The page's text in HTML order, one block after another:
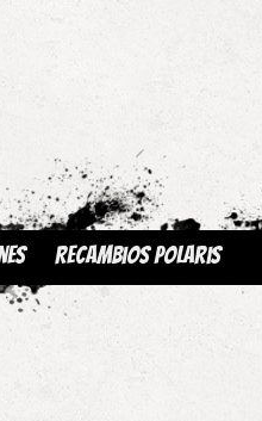
Recambios Polaris